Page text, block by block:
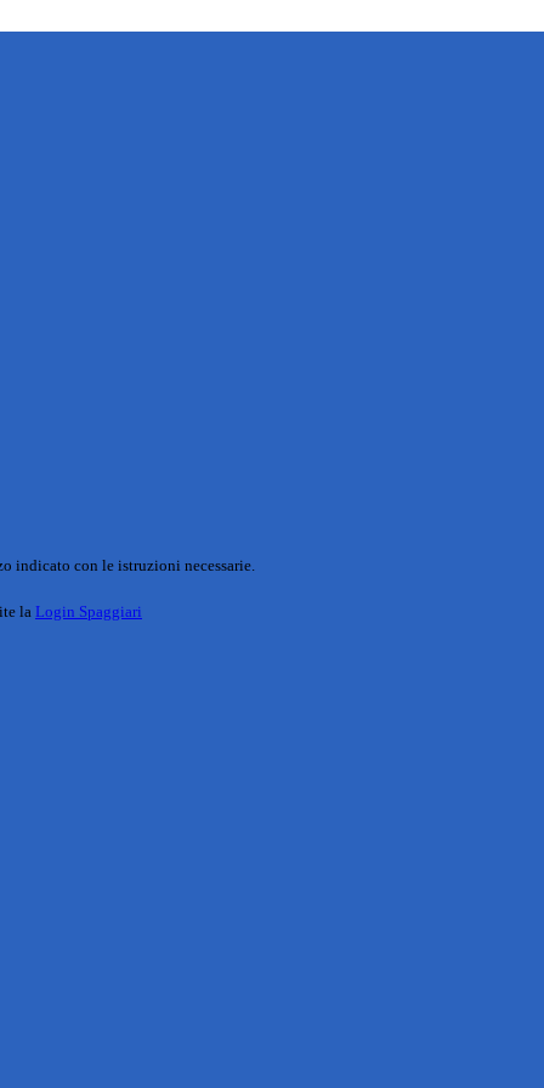
indicato con le istruzioni necessarie.
la Login Spaggiari